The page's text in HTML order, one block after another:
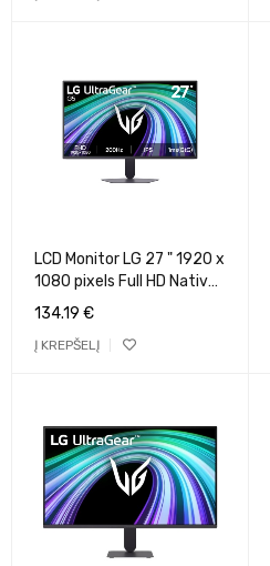
LCD Monitor LG 27 " 1920 x
1080 pixels Full HD Native
aspect ratio 16:9 LCD Flat
134.19 €
Į KREPŠELĮ